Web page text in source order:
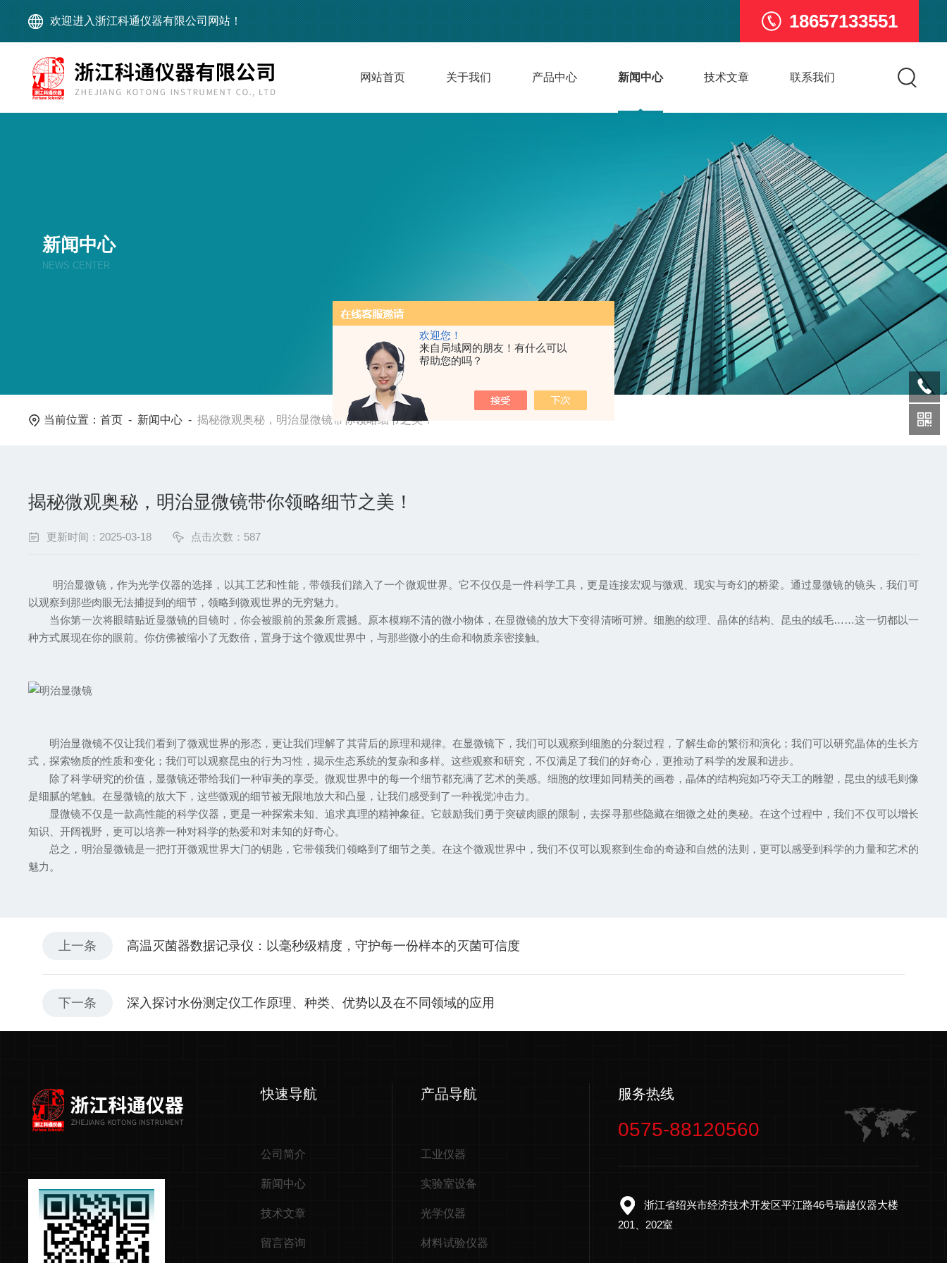
欢迎您！
来自局域网的朋友！有什么可以
帮助您的吗？
欢迎进入浙江科通仪器有限公司网站！ 18657133551
网站首页 关于我们 产品中心 新闻中心 技术文章 联系我们
新闻中心
NEWS CENTER
当前位置：首页 - 新闻中心 -揭秘微观奥秘，明治显微镜带你领略细节之美！
揭秘微观奥秘，明治显微镜带你领略细节之美！
更新时间：2025-03-18 点击次数：587
明治显微镜，作为光学仪器的选择，以其工艺和性能，带领我们踏入了一个微观世界。它不仅仅是一件科学工具，更是连接宏观与微观、现实与奇幻的桥梁。通过显微镜的镜头，我们可
以观察到那些肉眼无法捕捉到的细节，领略到微观世界的无穷魅力。
当你第一次将眼睛贴近显微镜的目镜时，你会被眼前的景象所震撼。原本模糊不清的微小物体，在显微镜的放大下变得清晰可辨。细胞的纹理、晶体的结构、昆虫的绒毛……这一切都以一
种方式展现在你的眼前。你仿佛被缩小了无数倍，置身于这个微观世界中，与那些微小的生命和物质亲密接触。
明治显微镜不仅让我们看到了微观世界的形态，更让我们理解了其背后的原理和规律。在显微镜下，我们可以观察到细胞的分裂过程，了解生命的繁衍和演化；我们可以研究晶体的生长方
式，探索物质的性质和变化；我们可以观察昆虫的行为习性，揭示生态系统的复杂和多样。这些观察和研究，不仅满足了我们的好奇心，更推动了科学的发展和进步。
除了科学研究的价值，显微镜还带给我们一种审美的享受。微观世界中的每一个细节都充满了艺术的美感。细胞的纹理如同精美的画卷，晶体的结构宛如巧夺天工的雕塑，昆虫的绒毛则像
是细腻的笔触。在显微镜的放大下，这些微观的细节被无限地放大和凸显，让我们感受到了一种视觉冲击力。
显微镜不仅是一款高性能的科学仪器，更是一种探索未知、追求真理的精神象征。它鼓励我们勇于突破肉眼的限制，去探寻那些隐藏在细微之处的奥秘。在这个过程中，我们不仅可以增长
知识、开阔视野，更可以培养一种对科学的热爱和对未知的好奇心。
总之，明治显微镜是一把打开微观世界大门的钥匙，它带领我们领略到了细节之美。在这个微观世界中，我们不仅可以观察到生命的奇迹和自然的法则，更可以感受到科学的力量和艺术的
魅力。
上一条 高温灭菌器数据记录仪：以毫秒级精度，守护每一份样本的灭菌可信度
下一条 深入探讨水份测定仪工作原理、种类、优势以及在不同领域的应用
快速导航
公司简介
新闻中心
技术文章
留言咨询
产品导航
工业仪器
实验室设备
光学仪器
材料试验仪器
服务热线
0575-88120560
浙江省绍兴市经济技术开发区平江路46号瑞越仪器大楼
201、202室